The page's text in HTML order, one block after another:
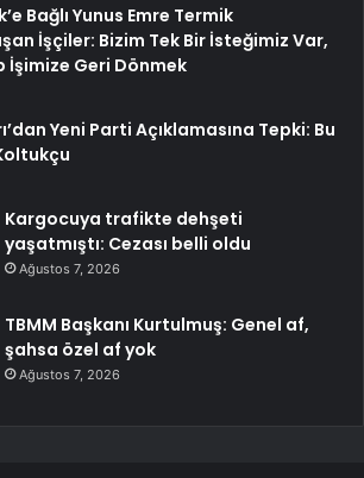
Bağlı Yunus Emre Termik
İşçiler: Bizim Tek Bir İsteğimiz Var,
İşimize Geri Dönmek
Yeni Parti Açıklamasına Tepki: Bu
Kargocuya trafikte dehşeti
yaşatmıştı: Cezası belli oldu
Ağustos 7, 2026
TBMM Başkanı Kurtulmuş: Genel af,
şahsa özel af yok
Ağustos 7, 2026